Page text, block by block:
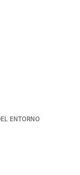
ENTORNO